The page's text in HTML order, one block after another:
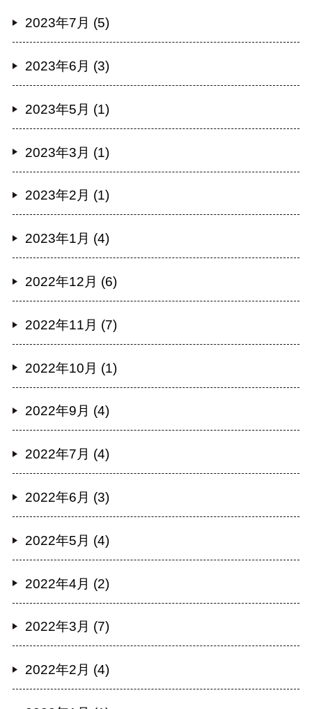
2023年7月 (5)
2023年6月 (3)
2023年5月 (1)
2023年3月 (1)
2023年2月 (1)
2023年1月 (4)
2022年12月 (6)
2022年11月 (7)
2022年10月 (1)
2022年9月 (4)
2022年7月 (4)
2022年6月 (3)
2022年5月 (4)
2022年4月 (2)
2022年3月 (7)
2022年2月 (4)